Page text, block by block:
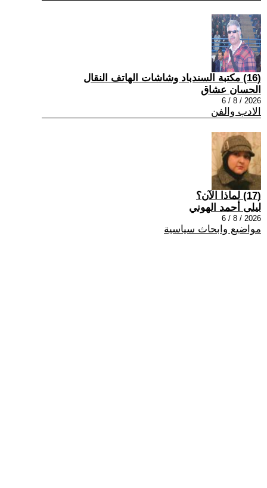
(16) مكتبة السندباد وشاشات الهاتف النقال
الحسان عشاق
2026 / 8 / 6
الادب والفن
(17) لماذا الآن؟
ليلى أحمد الهوني
2026 / 8 / 6
مواضيع وابحاث سياسية